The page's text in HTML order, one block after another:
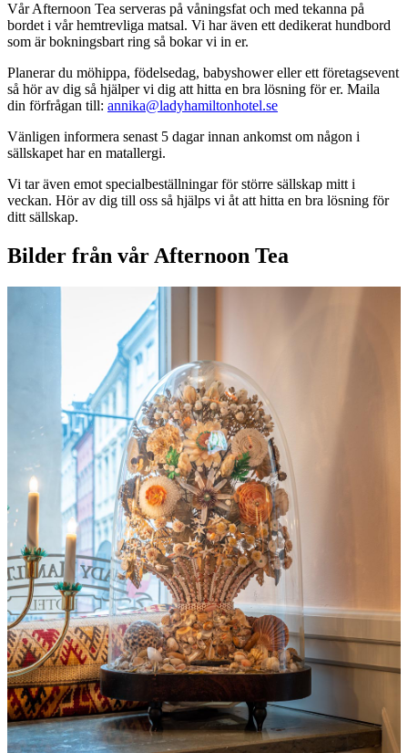
Vår Afternoon Tea serveras på våningsfat och med tekanna på
bordet i vår hemtrevliga matsal. Vi har även ett dedikerat hundbord
som är bokningsbart ring så bokar vi in er.
Planerar du möhippa, födelsedag, babyshower eller ett företagsevent
så hör av dig så hjälper vi dig att hitta en bra lösning för er. Maila
din förfrågan till: annika@ladyhamiltonhotel.se
Vänligen informera senast 5 dagar innan ankomst om någon i
sällskapet har en matallergi.
Vi tar även emot specialbeställningar för större sällskap mitt i
veckan. Hör av dig till oss så hjälps vi åt att hitta en bra lösning för
ditt sällskap.
Bilder från vår Afternoon Tea